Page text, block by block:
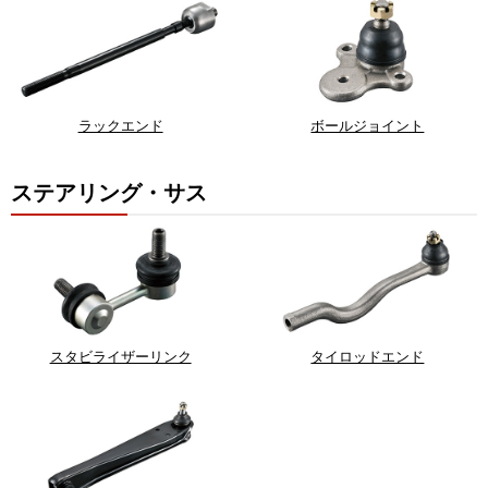
ラックエンド ボールジョイント
ステアリング・サス
スタビライザーリンク タイロッドエンド